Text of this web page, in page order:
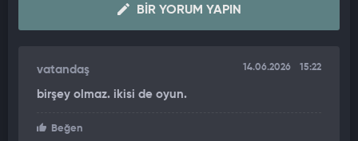
bulunan bazı vatandaşlar organizasyona tepki gösterdi.
Yaşanan karışıklık kısa sürede çevredeki kişiler arasında
OLAY GÜNDEM OLDU
karşılaşmanın önüne geçen detaylardan biri oldu.
BIR YORUM YAPIN
vatandaş 14.06.2026 15:22
birşey olmaz. ikisi de oyun.
Beğen